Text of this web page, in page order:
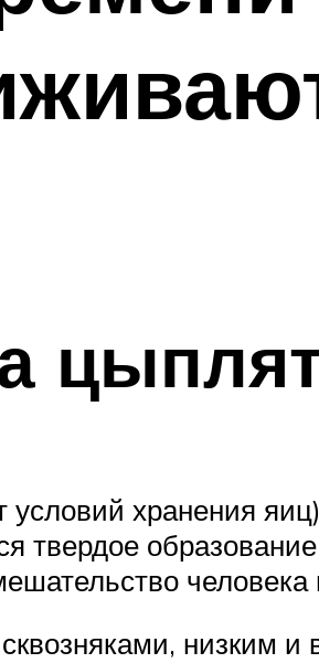
хранения
твердое
низким и